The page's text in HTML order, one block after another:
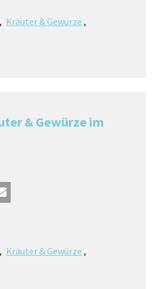
Kräuter & Gewürze
& Gewürze im
Kräuter & Gewürze